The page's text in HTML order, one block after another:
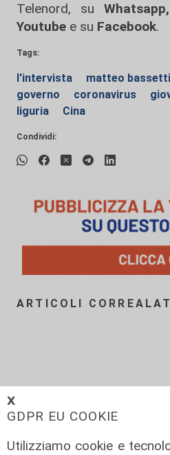
𝗫
GDPR EU COOKIE
Utilizziamo cookie e
Telenord, su
Whatsapp,
Youtube e su Facebook.
Tags:
l'intervista matteo bassetti
governo
coronavirus
liguria
Cina
Condividi:
ARTICOLI